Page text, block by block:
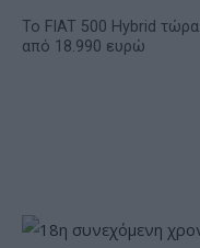
Το FIAT 500 Hybrid τώρα
από 18.990 ευρώ